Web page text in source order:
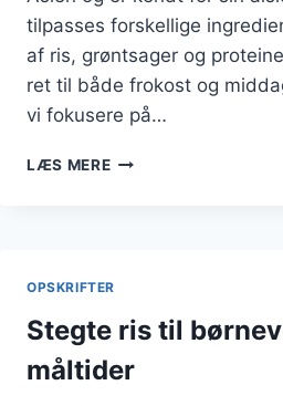
tilpasses forskellige
af ris, grøntsager og
ret til både frokost og
vi fokusere på…
LÆS MERESTEGTE
OPSKRIFTER
Stegte ris til
måltider